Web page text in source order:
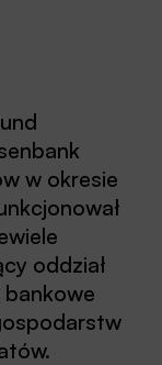
w okresie
oddział
bankowe